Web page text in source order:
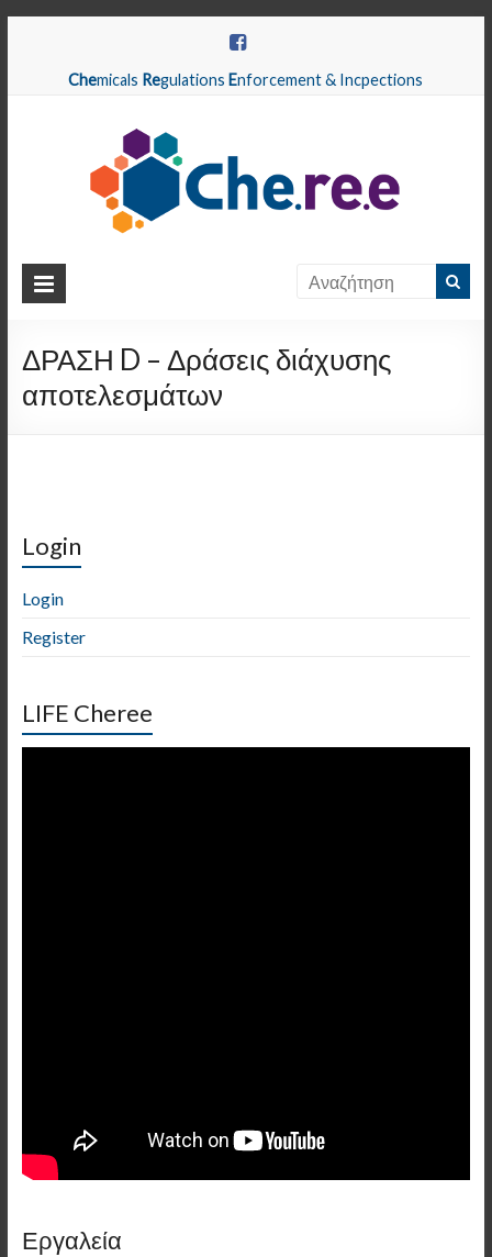
Chemicals RegulationsEnforcement & Incpections
CHEREE
Enforcement
&
ΔΡΑΣΗ D – Δράσεις διάχυσης
αποτελεσμάτων
Login
Login
Register
LIFE Cheree
Εργαλεία